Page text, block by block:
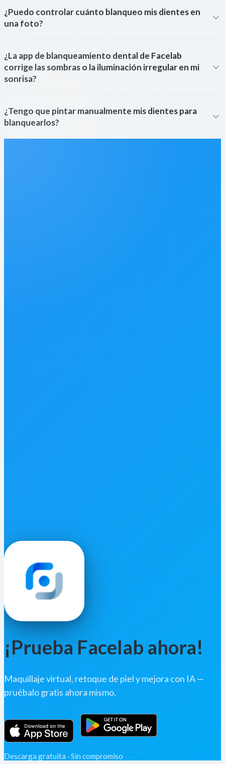
¿Puedo controlar cuánto blanqueo mis dientes en
una foto?
¿La app de blanqueamiento dental de Facelab
corrige las sombras o la iluminación irregular en mi
sonrisa?
¿Tengo que pintar manualmente mis dientes para
blanquearlos?
¡Prueba Facelab ahora!
Maquillaje virtual, retoque de piel y mejora con IA —
pruébalo gratis ahora mismo.
Descarga gratuita · Sin compromiso